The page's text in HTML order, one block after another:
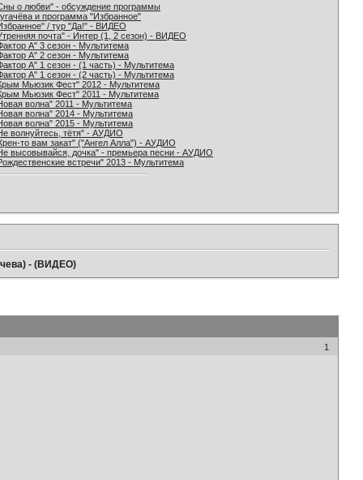
о любви" - обсуждение программы
и программа "Избранное"
/ тур "Да!" - ВИДЕО
почта" - Интер (1, 2 сезон) - ВИДЕО
А" 3 сезон - Мультитема
А" 2 сезон - Мультитема
А" 1 сезон - (1 часть) - Мультитема
А" 1 сезон - (2 часть) - Мультитема
Мьюзик Фест" 2012 - Мультитема
Мьюзик Фест" 2011 - Мультитема
волна" 2011 - Мультитема
волна" 2014 - Мультитема
волна" 2015 - Мультитема
волнуйтесь, тётя" - АУДИО
то вам закат" ("Ангел Алла") - АУДИО
высовывайся, дочка" - премьера песни - АУДИО
встречи" 2013 - Мультитема
- (ВИДЕО)
1